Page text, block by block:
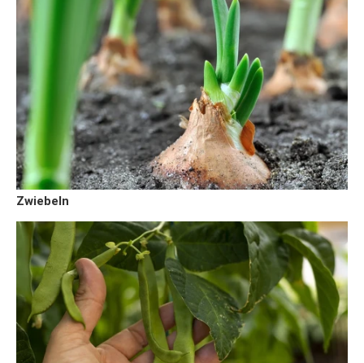
Zwiebeln